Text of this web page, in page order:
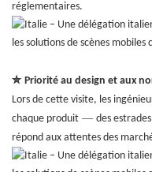
réglementaires.
✮ Priorité au design et aux
Lors de cette visite, les
chaque produit — des
répond aux attentes des